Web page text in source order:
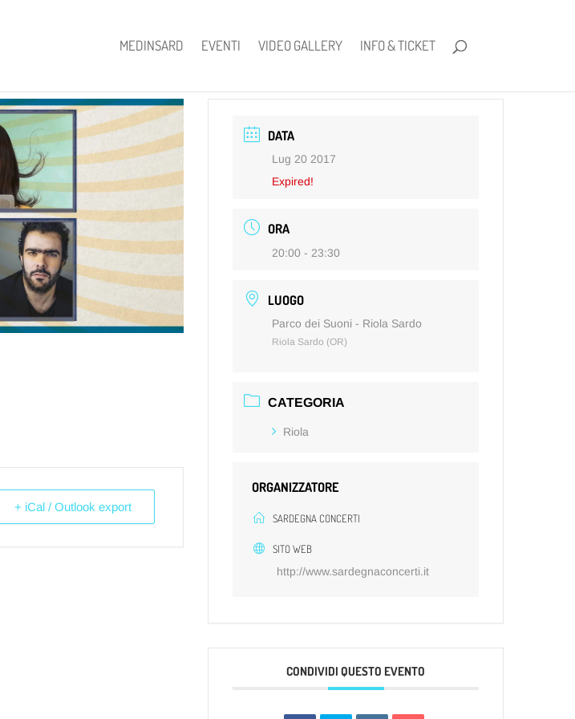
MEDINSARD EVENTI VIDEO GALLERY INFO & TICKET
+ iCal / Outlook export
DATA
Lug 20 2017
Expired!
ORA
20:00 - 23:30
LUOGO
Parco dei Suoni - Riola Sardo
Riola Sardo (OR)
CATEGORIA
Riola
ORGANIZZATORE
SARDEGNA CONCERTI
SITO WEB
http://www.sardegnaconcerti.it
CONDIVIDI QUESTO EVENTO